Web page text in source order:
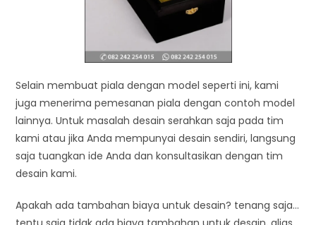
Selain membuat piala dengan model seperti ini, kami
juga menerima pemesanan piala dengan contoh model
lainnya. Untuk masalah desain serahkan saja pada tim
kami atau jika Anda mempunyai desain sendiri, langsung
saja tuangkan ide Anda dan konsultasikan dengan tim
desain kami.
Apakah ada tambahan biaya untuk desain? tenang saja…